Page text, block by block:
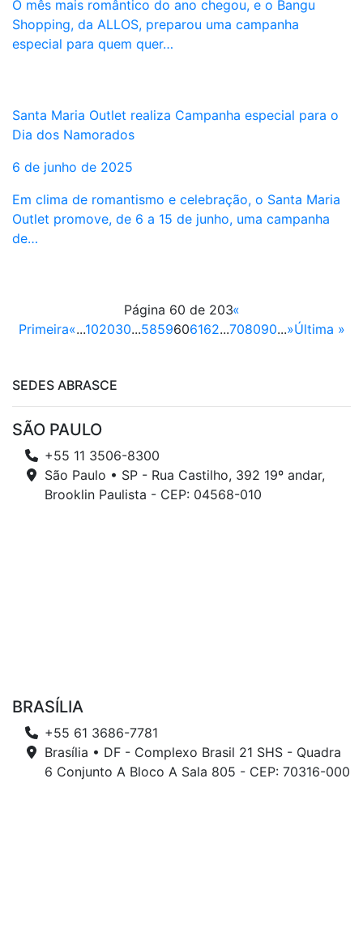
O mês mais romântico do ano chegou, e o Bangu
Shopping, da ALLOS, preparou uma campanha
especial para quem quer…
Santa Maria Outlet realiza Campanha especial para o
Dia dos Namorados
6 de junho de 2025
Em clima de romantismo e celebração, o Santa Maria
Outlet promove, de 6 a 15 de junho, uma campanha
de…
Página 60 de 203«
Primeira«...102030...5859606162...708090...»Última »
SEDES ABRASCE
SÃO PAULO
+55 11 3506-8300
São Paulo • SP - Rua Castilho, 392 19º andar,
Brooklin Paulista - CEP: 04568-010
BRASÍLIA
+55 61 3686-7781
Brasília • DF - Complexo Brasil 21 SHS - Quadra
6 Conjunto A Bloco A Sala 805 - CEP: 70316-000